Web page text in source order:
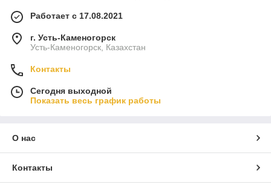
Работает с 17.08.2021
г. Усть-Каменогорск
Усть-Каменогорск, Казахстан
Контакты
Сегодня выходной
Показать весь график работы
О нас
Контакты